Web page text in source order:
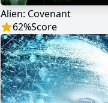
Alien: Covenant
62%Score